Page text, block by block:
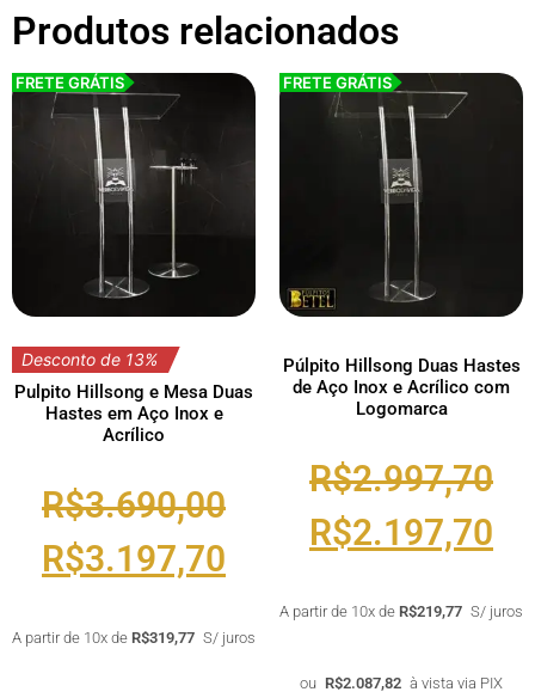
Produtos relacionados
FRETE GRÁTIS
Desconto de 13%
Pulpito Hillsong e Mesa Duas
Hastes em Aço Inox e
Acrílico
R$3.690,00
R$3.197,70
A partir de 10x de R$319,77 S/ juros
FRETE GRÁTIS
Púlpito Hillsong Duas Hastes
de Aço Inox e Acrílico com
Logomarca
R$2.997,70
R$2.197,70
A partir de 10x de R$219,77 S/ juros
ou R$2.087,82 à vista via PIX